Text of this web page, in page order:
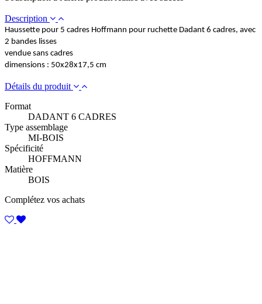
Description
Haussette pour 5 cadres Hoffmann pour ruchette Dadant 6 cadres, avec
2 bandes lisses
vendue sans cadres
dimensions : 50x28x17,5 cm
Détails du produit
Format
DADANT 6 CADRES
Type assemblage
MI-BOIS
Spécificité
HOFFMANN
Matière
BOIS
Complétez vos achats